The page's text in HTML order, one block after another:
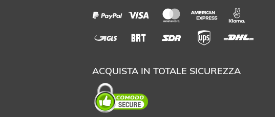
ACQUISTA IN TOTALE SICUREZZA